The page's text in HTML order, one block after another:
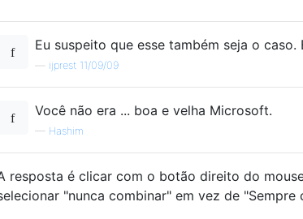
Eu suspeito que esse também seja o
ijprest 11/09/09
Você não era ... boa e velha Microsoft.
— Hashim
resposta é clicar com o botão direito do
"nunca combinar" em vez de